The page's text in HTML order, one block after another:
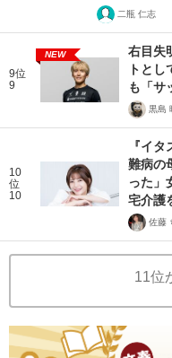
二瓶 仁志
9位
9
NEW
右目失
トと
も「サ
黒島
10
位
10
『イ
難病の
った」
宅介護
佐藤
11位